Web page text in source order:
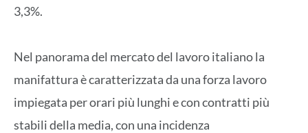
3,3%.
Nel panorama del mercato del lavoro italiano la
manifattura è caratterizzata da una forza lavoro
impiegata per orari più lunghi e con contratti più
stabili della media, con una incidenza